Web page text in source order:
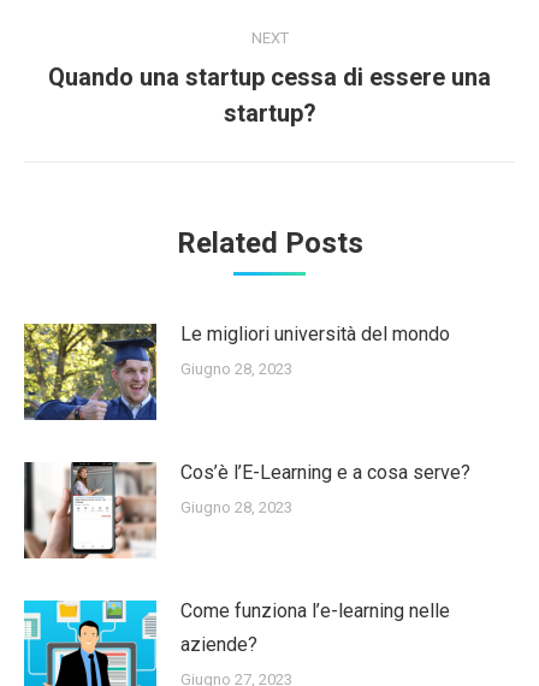
NEXT
Next
post:
Quando una startup cessa di essere una
startup?
Related Posts
Le migliori università del mondo
Giugno 28, 2023
Cos’è l’E-Learning e a cosa serve?
Giugno 28, 2023
Come funziona l’e-learning nelle
aziende?
Giugno 27, 2023